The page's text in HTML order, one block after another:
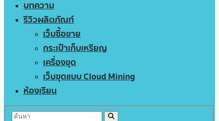
บทความ
รีวิวผลิตภัณฑ์
เว็บซื้อขาย
กระเป๋าเก็บเหรียญ
เครื่องขุด
เว็บขุดแบบ Cloud Mining
ห้องเรียน